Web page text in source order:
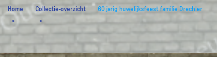
Home Collectie-overzicht 60 jarig huwelijksfeest familie Drechler